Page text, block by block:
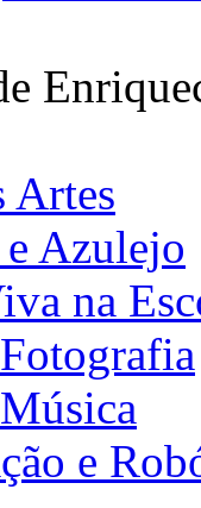
Artes
Azulejo
na
e